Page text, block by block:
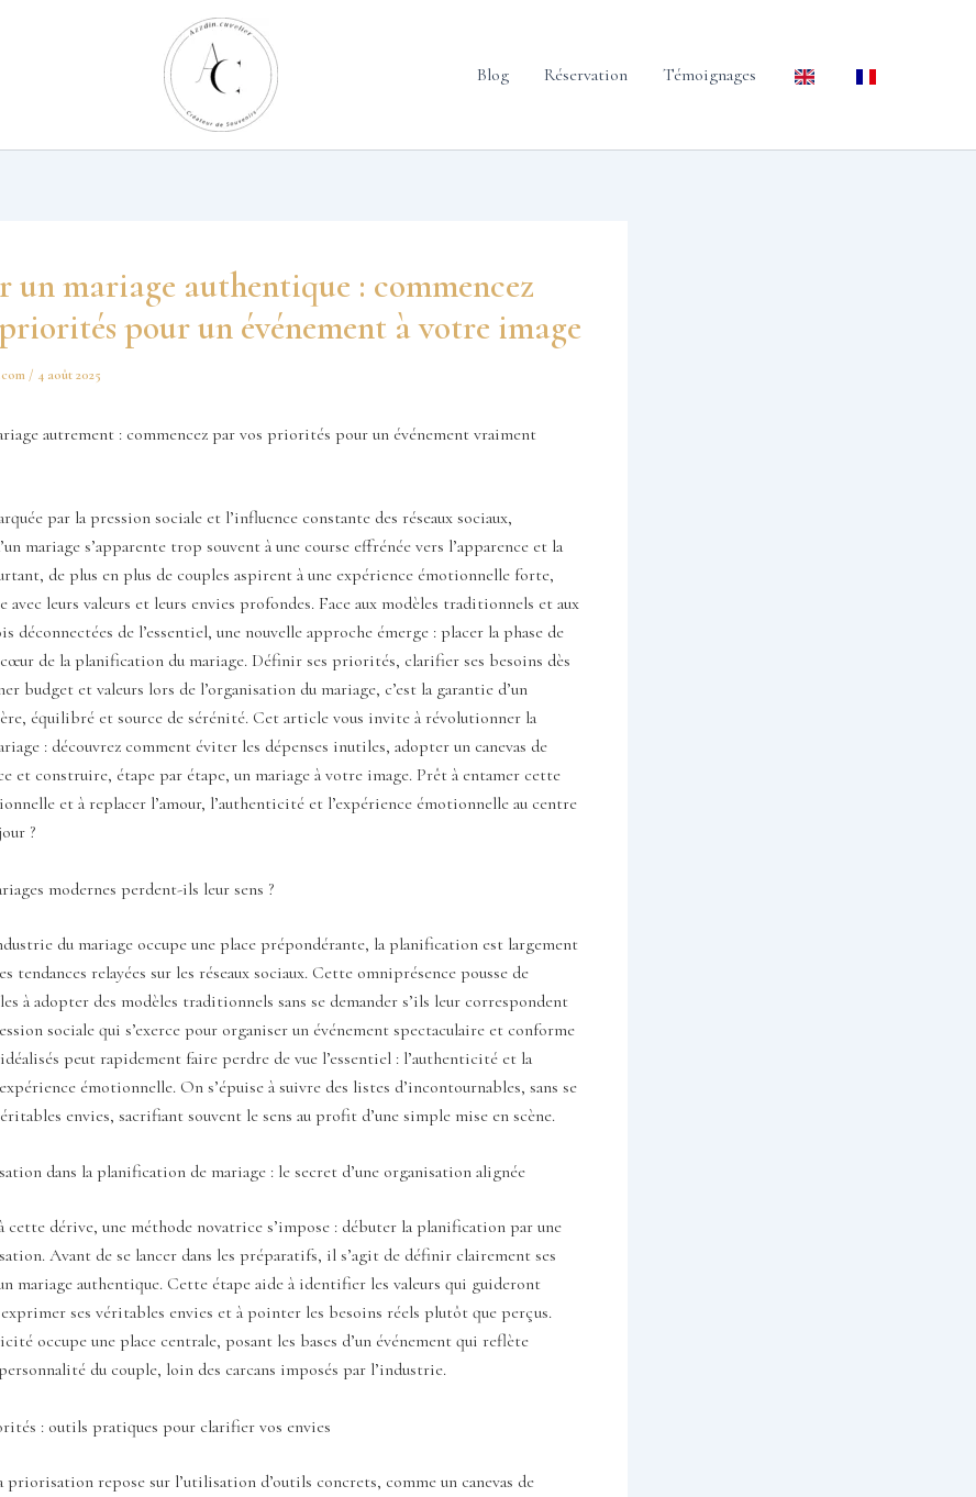
Blog Réservation Témoignages
un mariage authentique : commencez
pour un événement à votre image
/ 4 août 2025
autrement : commencez par vos priorités pour un événement vraiment
par la pression sociale et l’influence constante des réseaux sociaux,
mariage s’apparente trop souvent à une course effrénée vers l’apparence et la
de plus en plus de couples aspirent à une expérience émotionnelle forte,
avec leurs valeurs et leurs envies profondes. Face aux modèles traditionnels et aux
déconnectées de l’essentiel, une nouvelle approche émerge : placer la phase de
de la planification du mariage. Définir ses priorités, clarifier ses besoins dès
budget et valeurs lors de l’organisation du mariage, c’est la garantie d’un
équilibré et source de sérénité. Cet article vous invite à révolutionner la
: découvrez comment éviter les dépenses inutiles, adopter un canevas de
et construire, étape par étape, un mariage à votre image. Prêt à entamer cette
et à replacer l’amour, l’authenticité et l’expérience émotionnelle au centre
?
modernes perdent-ils leur sens ?
du mariage occupe une place prépondérante, la planification est largement
tendances relayées sur les réseaux sociaux. Cette omniprésence pousse de
à adopter des modèles traditionnels sans se demander s’ils leur correspondent
sociale qui s’exerce pour organiser un événement spectaculaire et conforme
peut rapidement faire perdre de vue l’essentiel : l’authenticité et la
émotionnelle. On s’épuise à suivre des listes d’incontournables, sans se
envies, sacrifiant souvent le sens au profit d’une simple mise en scène.
dans la planification de mariage : le secret d’une organisation alignée
cette dérive, une méthode novatrice s’impose : débuter la planification par une
Avant de se lancer dans les préparatifs, il s’agit de définir clairement ses
mariage authentique. Cette étape aide à identifier les valeurs qui guideront
exprimer ses véritables envies et à pointer les besoins réels plutôt que perçus.
occupe une place centrale, posant les bases d’un événement qui reflète
du couple, loin des carcans imposés par l’industrie.
: outils pratiques pour clarifier vos envies
priorisation repose sur l’utilisation d’outils concrets, comme un canevas de